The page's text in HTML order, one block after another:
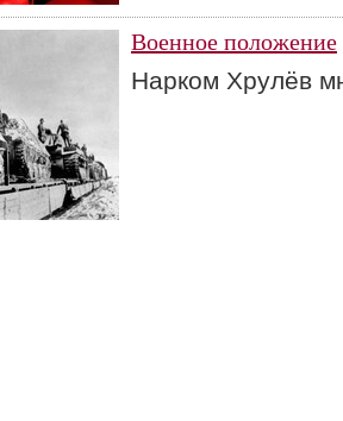
Военное положение
Нарком Хрулёв